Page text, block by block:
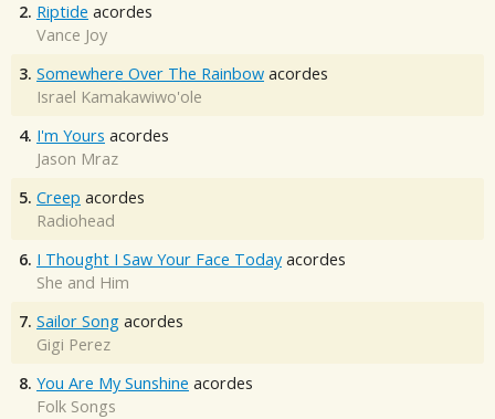
2. Riptide acordes
Vance Joy
3. Somewhere Over The Rainbow acordes
Israel Kamakawiwo'ole
4. I'm Yours acordes
Jason Mraz
5. Creep acordes
Radiohead
6. I Thought I Saw Your Face Today acordes
She and Him
7. Sailor Song acordes
Gigi Perez
8. You Are My Sunshine acordes
Folk Songs